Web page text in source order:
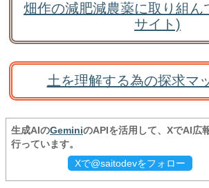
畑作の減肥減農薬に取り組ん
サイト)
土を理解する為の探求マ
生成AIのGeminiのAPIを活用して、XでAI広
行っています。
Xで@saitodevをフォロー